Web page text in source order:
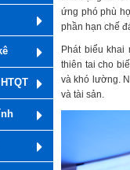
ứng phó phù
phần hạn chế
Phát biểu khai
thiên tai cho
và khó lường.
và tài sản.